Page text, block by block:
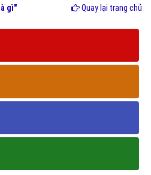
gì" Quay lại trang chủ